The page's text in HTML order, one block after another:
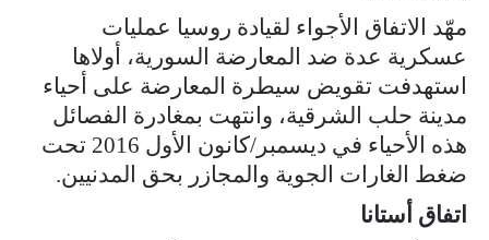
مهّد الاتفاق الأجواء لقيادة روسيا عمليات
عسكرية عدة ضد المعارضة السورية، أولاها
استهدفت تقويض سيطرة المعارضة على أحياء
مدينة حلب الشرقية، وانتهت بمغادرة الفصائل
هذه الأحياء في ديسمبر/كانون الأول 2016 تحت
ضغط الغارات الجوية والمجازر بحق المدنيين.
اتفاق أستانا